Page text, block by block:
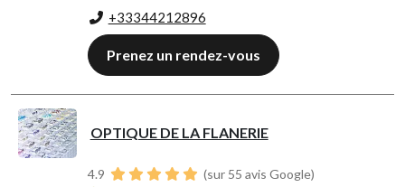
+33344212896
Prenez un rendez-vous
OPTIQUE DE LA FLANERIE
4.9
(sur 55 avis Google)